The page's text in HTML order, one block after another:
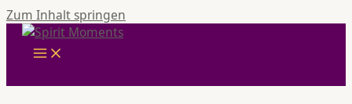
Zum Inhalt springen